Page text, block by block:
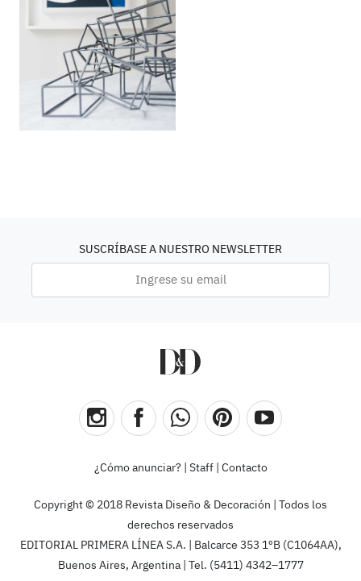
SUSCRÍBASE A NUESTRO NEWSLETTER
¿Cómo anunciar? Staff| Contacto
Copyright © 2018 Revista Diseño & Decoración | Todos los
derechos reservados
EDITORIAL PRIMERA LÍNEA S.A. | Balcarce 353 1ºB (C1064AA),
Buenos Aires, Argentina | Tel. (5411) 4342–1777